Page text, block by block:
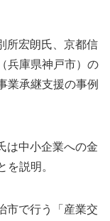
所宏朗氏、京都信
兵庫県神戸市）の
業承継支援の事例
は中小企業への金
説明。
市で行う「産業交